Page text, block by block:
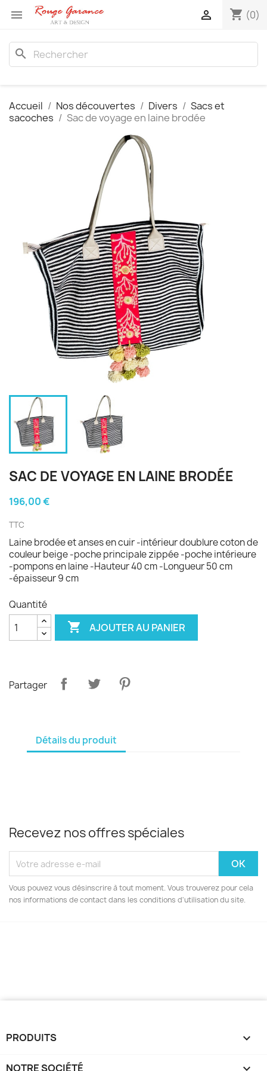
 shopping_cart (0)

search
Accueil Nos découvertes Divers
Sacs et
sacoches
Sac de voyage en laine brodée
SAC DE VOYAGE EN LAINE BRODÉE
196,00 €
TTC
Laine brodée et anses en cuir -intérieur doublure coton de
couleur beige -poche principale zippée -poche intérieure
-pompons en laine -Hauteur 40 cm -Longueur 50 cm
-épaisseur 9 cm
Quantité
 AJOUTER AU PANIER
Partager
Détails du produit
Recevez nos offres spéciales
Vous pouvez vous désinscrire à tout moment. Vous trouverez pour cela
nos informations de contact dans les conditions d'utilisation du site.
PRODUITS 
NOTRE SOCIÉTÉ